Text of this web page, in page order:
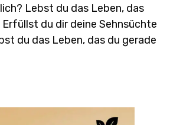
Lebst du das Leben, das
du dir deine Sehnsüchte
du das Leben, das du gerade